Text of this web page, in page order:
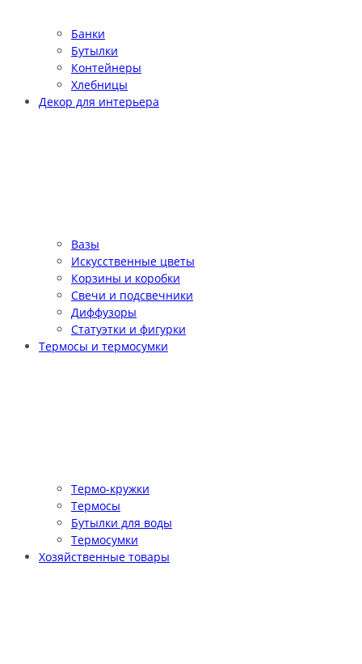
Банки
Бутылки
Контейнеры
Хлебницы
Декор для интерьера
Вазы
Искусственные цветы
Корзины и коробки
Свечи и подсвечники
Диффузоры
Статуэтки и фигурки
Термосы и термосумки
Термо-кружки
Термосы
Бутылки для воды
Термосумки
Хозяйственные товары